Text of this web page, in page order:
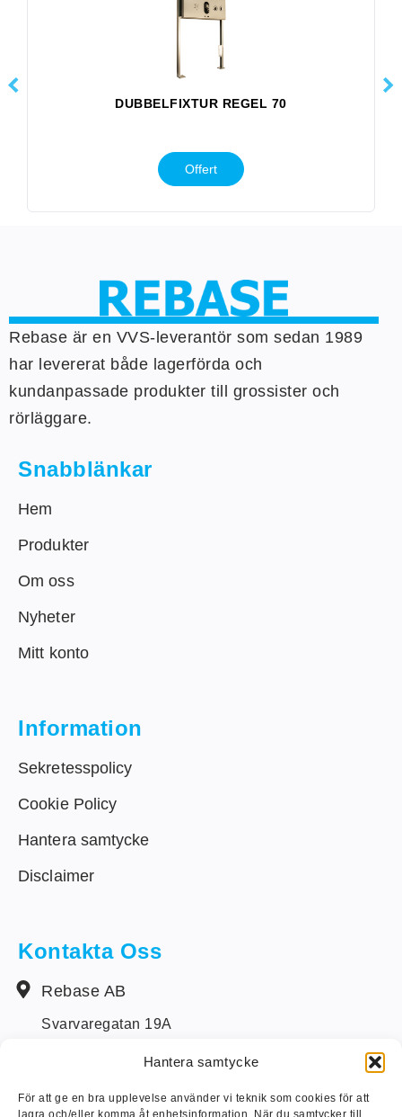
Hantera samtycke
För att ge en bra upplevelse använder vi teknik som cookies för att
lagra och/eller komma åt enhetsinformation. När du samtycker till
DUBBELFIXTUR REGEL 70
Offert
Rebase är en VVS-leverantör som sedan 1989
har levererat både lagerförda och
kundanpassade produkter till grossister och
rörläggare.
Snabblänkar
Hem
Produkter
Om oss
Nyheter
Mitt konto
Information
Sekretesspolicy
Cookie Policy
Hantera samtycke
Disclaimer
Kontakta Oss
Rebase AB
Svarvaregatan 19A